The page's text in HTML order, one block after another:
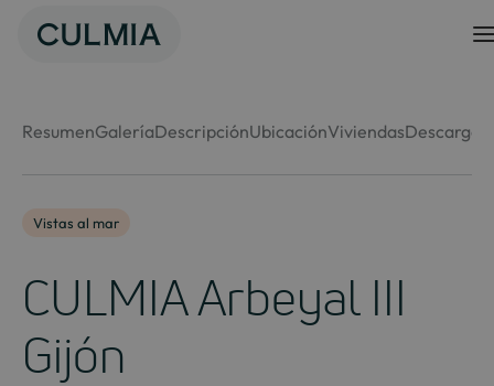
ResumenGaleríaDescripciónUbicaciónViviendasDescargas
Vistas al mar
CULMIA Arbeyal III
Gijón